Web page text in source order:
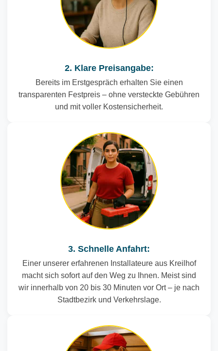
2. Klare Preisangabe:
Bereits im Erstgespräch erhalten Sie einen
transparenten Festpreis – ohne versteckte Gebühren
und mit voller Kostensicherheit.
3. Schnelle Anfahrt:
Einer unserer erfahrenen Installateure aus Kreilhof
macht sich sofort auf den Weg zu Ihnen. Meist sind
wir innerhalb von 20 bis 30 Minuten vor Ort – je nach
Stadtbezirk und Verkehrslage.